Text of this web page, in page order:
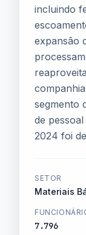
incluindo
expansão
segmento
de
2024 foi
SETOR
Materiais
7.796